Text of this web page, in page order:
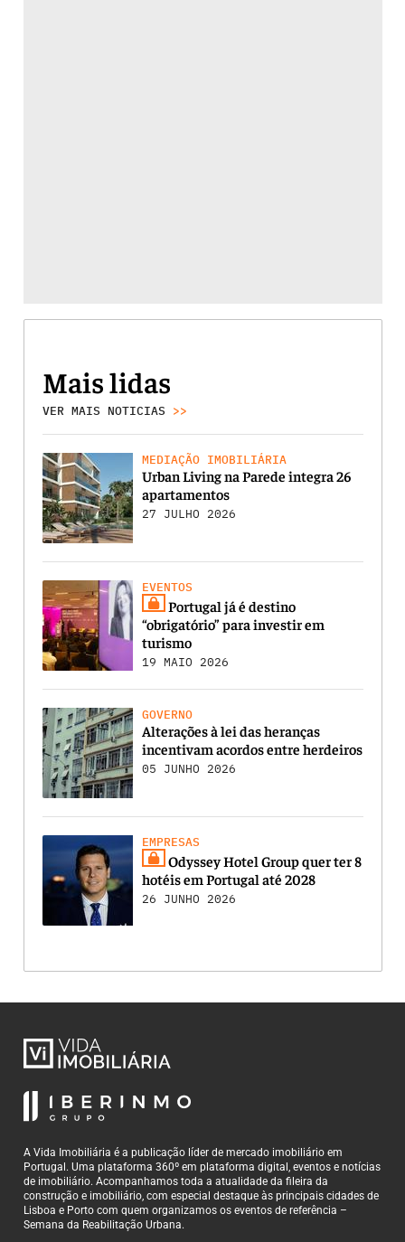
Mais lidas
VER MAIS NOTICIAS >>
MEDIAÇÃO IMOBILIÁRIA
Urban Living na Parede integra 26
apartamentos
27 JULHO 2026
EVENTOS
Portugal já é destino
“obrigatório” para investir em
turismo
19 MAIO 2026
GOVERNO
Alterações à lei das heranças
incentivam acordos entre herdeiros
05 JUNHO 2026
EMPRESAS
Odyssey Hotel Group quer ter 8
hotéis em Portugal até 2028
26 JUNHO 2026
A Vida Imobiliária é a publicação líder de mercado imobiliário em
Portugal. Uma plataforma 360º em plataforma digital, eventos e notícias
de imobiliário. Acompanhamos toda a atualidade da fileira da
construção e imobiliário, com especial destaque às principais cidades de
Lisboa e Porto com quem organizamos os eventos de referência –
Semana da Reabilitação Urbana.